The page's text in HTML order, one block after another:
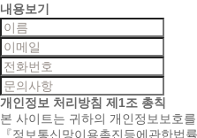
내용보기
개인정보 처리방침 제1조 총칙
본 사이트는 귀하의 개인정보보호
『정보통신망이용촉진등에관한법